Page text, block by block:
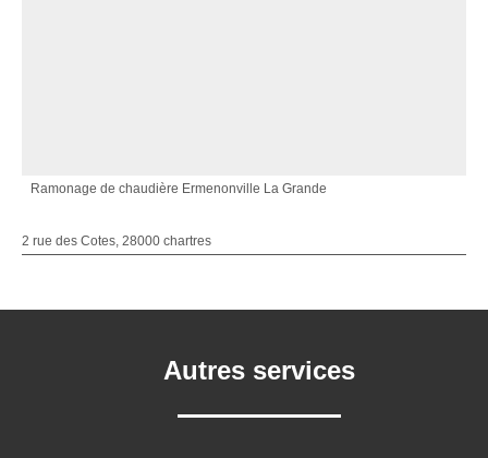
Ramonage de chaudière Ermenonville La Grande
2 rue des Cotes, 28000 chartres
Autres services